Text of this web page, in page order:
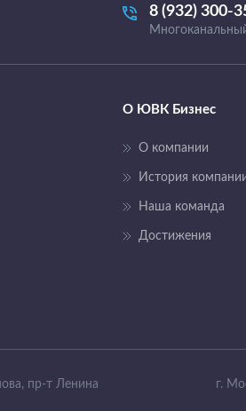
8 (932) 300-
О ЮВК Бизнес
О компании
История
Наша команда
Достижения
пр-т Ленина
г.